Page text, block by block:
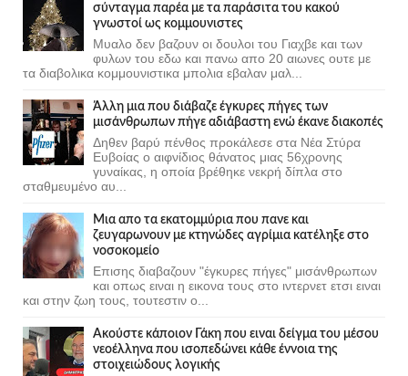
σύνταγμα παρέα με τα παράσιτα του κακού
γνωστοί ως κομμουνιστες
Μυαλο δεν βαζουν οι δουλοι του Γιαχβε και των
φυλων του εδω και πανω απο 20 αιωνες ουτε με
τα διαβολικα κομμουνιστικα μπολια εβαλαν μαλ...
Άλλη μια που διάβαζε έγκυρες πήγες των
μισάνθρωπων πήγε αδιάβαστη ενώ έκανε διακοπές
Δηθεν βαρύ πένθος προκάλεσε στα Νέα Στύρα
Ευβοίας ο αιφνίδιος θάνατος μιας 56χρονης
γυναίκας, η οποία βρέθηκε νεκρή δίπλα στο
σταθμευμένο αυ...
Μια απο τα εκατομμύρια που πανε και
ζευγαρωνουν με κτηνώδες αγρίμια κατέληξε στο
νοσοκομείο
Επισης διαβαζουν "έγκυρες πήγες" μισάνθρωπων
και οπως ειναι η εικονα τους στο ιντερνετ ετσι ειναι
και στην ζωη τους, τουτεστιν ο...
Ακούστε κάποιον Γάκη που ειναι δείγμα του μέσου
νεοέλληνα που ισοπεδώνει κάθε έννοια της
στοιχειώδους λογικής